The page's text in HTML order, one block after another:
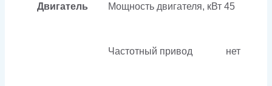
Двигатель Мощность двигателя, кВт 45
Частотный привод нет